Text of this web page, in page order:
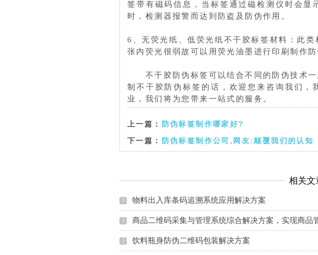
签带有磁码信息，当标签通过磁检测仪时会显
时，检测器报警而达到防盗及防伪作用。
6、无荧光纸、低荧光纸不干胶标签材料：此
张内荧光很弱故可以用荧光油墨进行印刷制作防
不干胶防伪标签可以结合不同的防伪技术一
制不干胶防伪标签的话，欢迎您来咨询我们，
业，我们将为您带来一站式的服务。
上一篇：
防伪标签制作哪家好?
下一篇：
防伪标签制作公司,网友:颠覆我们的认知
相关文
物料出入库条码追溯系统应用解决方案
商品二维码采集与管理系统综合解决方案，实现商品
饮料瓶身防伪二维码包装解决方案